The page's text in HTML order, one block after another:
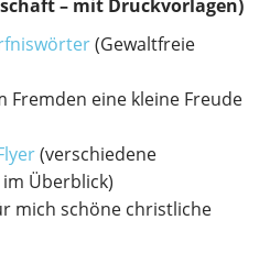
– mit Druckvorlagen)
(Gewaltfreie
Fremden eine kleine Freude
(verschiedene
Überblick)
mich schöne christliche